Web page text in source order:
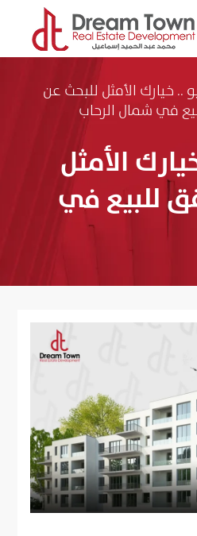
.. خيارك الأمثل للبحث عن
في شمال الرحاب
الأمثل
للبيع في